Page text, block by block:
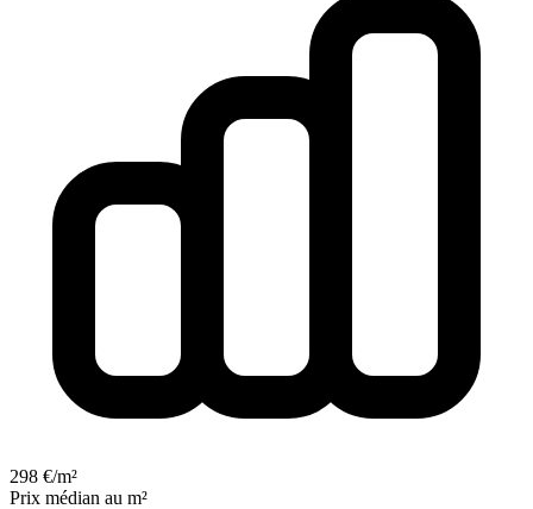
298 €/m²
Prix médian au m²